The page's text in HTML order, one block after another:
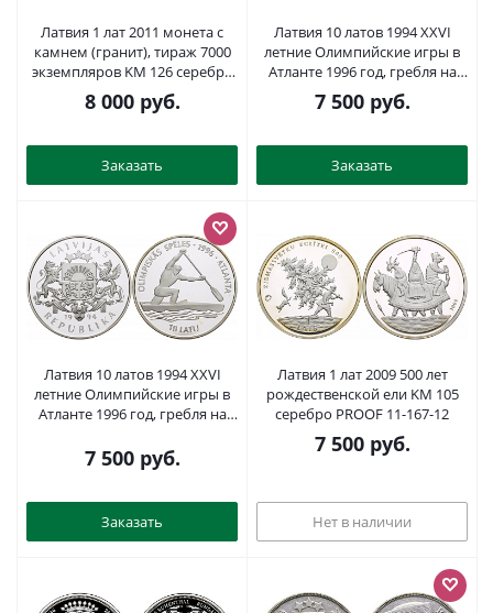
Латвия 1 лат 2011 монета с
камнем (гранит), тираж 7000
экземпляров KM 126 серебро
PROOF 5-4-4-37
8 000руб.
Заказать
Латвия 10 латов 1994 XXVI
летние Олимпийские игры в
Атланте 1996 год, гребля на
каноэ KM 24 серебро PROOF
02-115-31
7 500руб.
Заказать
Латвия 10 латов 1994 XXVI
летние Олимпийские игры в
Атланте 1996 год, гребля на
04-174-32
7 500руб.
Заказать
Латвия 1 лат 2009 500 лет
рождественской ели KM 105
серебро PROOF 11-167-12
7 500руб.
Нет в наличии